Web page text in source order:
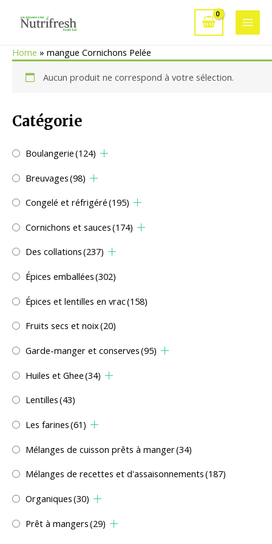
Main
Catégorie
Boulangerie(124)
Breuvages(98)
Congelé et réfrigéré(195)
Cornichons et sauces(174)
Des collations(237)
Épices emballées(302)
Épices et lentilles en vrac(158)
Fruits secs et noix(20)
Garde-manger et conserves(95)
Huiles et Ghee(34)
Lentilles(43)
Les farines(61)
Mélanges de cuisson prêts à manger(34)
Mélanges de recettes et d'assaisonnements(187)
Organiques(30)
Prêt à mangers(29)
Home » mangue Cornichons Pelée
Aucun produit ne correspond à votre sélection.